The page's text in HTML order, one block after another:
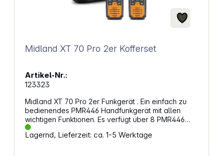
Midland XT 70 Pro 2er Kofferset
Artikel-Nr.:
123323
Midland XT 70 Pro 2er Funkgerät . Ein einfach zu
bedienendes PMR446 Handfunkgerät mit allen
wichtigen Funktionen. Es verfügt über 8 PMR446
Kanäle, sowie 69 LPD Kanäle. Für ungestörte
Gespräche stehen 38 CTCSS- und 83 DCS-Töne
Lagernd, Lieferzeit: ca. 1-5 Werktage